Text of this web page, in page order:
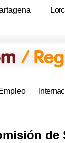
Empleo